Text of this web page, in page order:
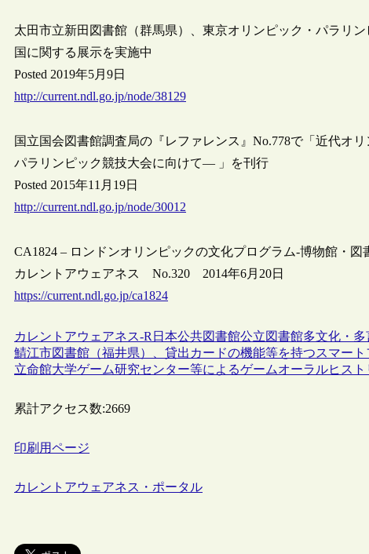
太田市立新田図書館（群馬県）、東京オリンピック・パラリ
国に関する展示を実施中
Posted 2019年5月9日
http://current.ndl.go.jp/node/38129
国立国会図書館調査局の『レファレンス』No.778で「近代オ
パラリンピック競技大会に向けて― 」を刊行
Posted 2015年11月19日
http://current.ndl.go.jp/node/30012
CA1824 – ロンドンオリンピックの文化プログラム-博物館・
カレントアウェアネス No.320 2014年6月20日
https://current.ndl.go.jp/ca1824
カレントアウェアネス-R 日本公共図書館公立図書館多文化・
鯖江市図書館（福井県）、貸出カードの機能等を持つスマー
立命館大学ゲーム研究センター等によるゲームオーラルヒス
累計アクセス数:2669
印刷用ページ
カレントアウェアネス・ポータル